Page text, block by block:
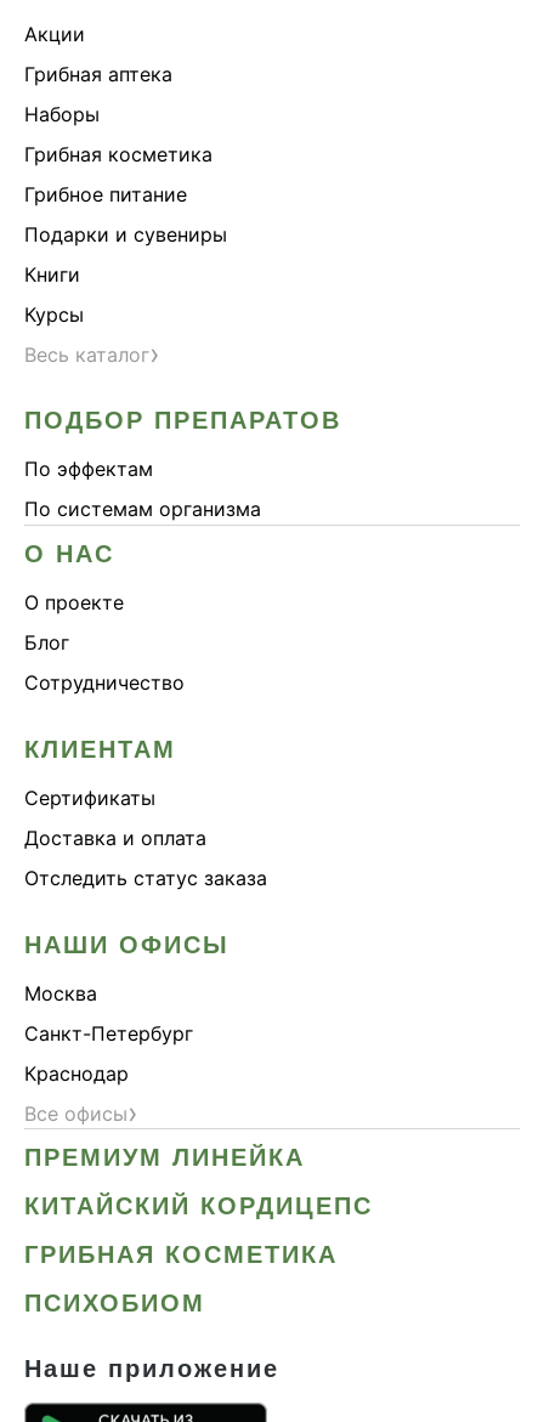
Акции
Грибная аптека
Наборы
Грибная косметика
Грибное питание
Подарки и сувениры
Книги
Курсы
Весь каталог›
ПОДБОР ПРЕПАРАТОВ
По эффектам
По системам организма
О НАС
О проекте
Блог
Сотрудничество
КЛИЕНТАМ
Сертификаты
Доставка и оплата
Отследить статус заказа
НАШИ ОФИСЫ
Москва
Санкт-Петербург
Краснодар
Все офисы›
ПРЕМИУМ ЛИНЕЙКА
КИТАЙСКИЙ КОРДИЦЕПС
ГРИБНАЯ КОСМЕТИКА
ПСИХОБИОМ
Наше приложение